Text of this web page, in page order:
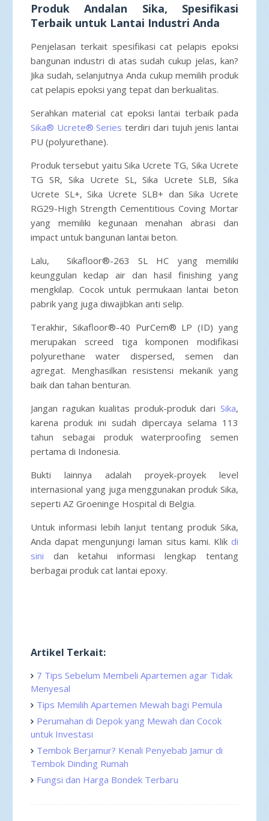
Produk Andalan Sika, Spesifikasi
Terbaik untuk Lantai Industri Anda
Penjelasan terkait spesifikasi cat pelapis epoksi
bangunan industri di atas sudah cukup jelas, kan?
Jika sudah, selanjutnya Anda cukup memilih produk
cat pelapis epoksi yang tepat dan berkualitas.
Serahkan material cat epoksi lantai terbaik pada
Sika® Ucrete® Series terdiri dari tujuh jenis lantai
PU (polyurethane).
Produk tersebut yaitu Sika Ucrete TG, Sika Ucrete
TG SR, Sika Ucrete SL, Sika Ucrete SLB, Sika
Ucrete SL+, Sika Ucrete SLB+ dan Sika Ucrete
RG29-High Strength Cementitious Coving Mortar
yang memiliki kegunaan menahan abrasi dan
impact untuk bangunan lantai beton.
Lalu, Sikafloor®-263 SL HC yang memiliki
keunggulan kedap air dan hasil finishing yang
mengkilap. Cocok untuk permukaan lantai beton
pabrik yang juga diwajibkan anti selip.
Terakhir, Sikafloor®-40 PurCem® LP (ID) yang
merupakan screed tiga komponen modifikasi
polyurethane water dispersed, semen dan
agregat. Menghasilkan resistensi mekanik yang
baik dan tahan benturan.
Jangan ragukan kualitas produk-produk dari Sika,
karena produk ini sudah dipercaya selama 113
tahun sebagai produk waterproofing semen
pertama di Indonesia.
Bukti lainnya adalah proyek-proyek level
internasional yang juga menggunakan produk Sika,
seperti AZ Groeninge Hospital di Belgia.
Untuk informasi lebih lanjut tentang produk Sika,
Anda dapat mengunjungi laman situs kami. Klik di
sini dan ketahui informasi lengkap tentang
berbagai produk cat lantai epoxy.
Artikel Terkait:
7 Tips Sebelum Membeli Apartemen agar Tidak
Menyesal
Tips Memilih Apartemen Mewah bagi Pemula
Perumahan di Depok yang Mewah dan Cocok
untuk Investasi
Tembok Berjamur? Kenali Penyebab Jamur di
Tembok Dinding Rumah
Fungsi dan Harga Bondek Terbaru